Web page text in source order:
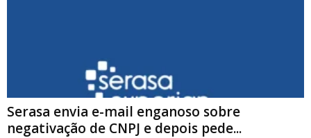
Serasa envia e-mail enganoso sobre
negativação de CNPJ e depois pede...